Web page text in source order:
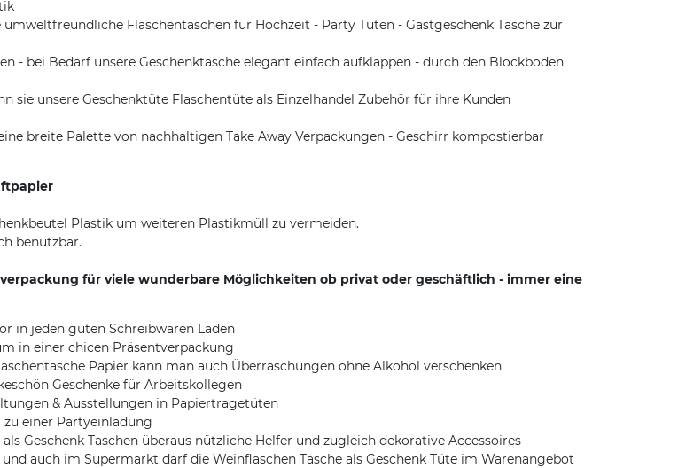
umweltfreundliche Flaschentaschen für Hochzeit - Party Tüten - Gastgeschenk Tasche zur
- bei Bedarf unsere Geschenktasche elegant einfach aufklappen - durch den Blockboden
sie unsere Geschenktüte Flaschentüte als Einzelhandel Zubehör für ihre Kunden
breite Palette von nachhaltigen Take Away Verpackungen - Geschirr kompostierbar
Plastik um weiteren Plastikmüll zu vermeiden.
benutzbar.
für viele wunderbare Möglichkeiten ob privat oder geschäftlich - immer eine
in jeden guten Schreibwaren Laden
in einer chicen Präsentverpackung
Papier kann man auch Überraschungen ohne Alkohol verschenken
Geschenke für Arbeitskollegen
& Ausstellungen in Papiertragetüten
einer Partyeinladung
Geschenk Taschen überaus nützliche Helfer und zugleich dekorative Accessoires
auch im Supermarkt darf die Weinflaschen Tasche als Geschenk Tüte im Warenangebot